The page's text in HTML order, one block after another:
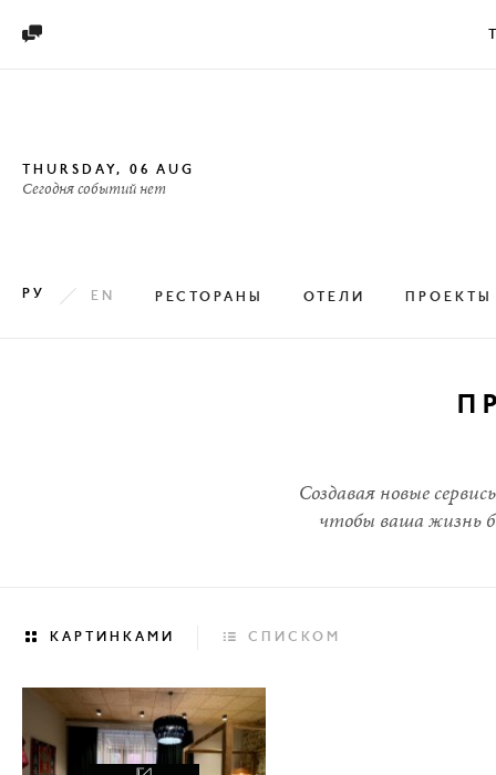

THURSDAY, 06 AUG
Сегодня событий нет
РУ EN РЕСТОРАНЫ ОТЕЛИ ПРОЕКТЫ
Создавая новые
чтобы ваша жизнь
 КАРТИНКАМИ  СПИСКОМ